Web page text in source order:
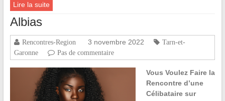
Lire la suite
Albias
Rencontres-Region 3 novembre 2022
Tarn-et-
Garonne
Pas de commentaire
Vous Voulez Faire la
Rencontre d’une
Célibataire sur